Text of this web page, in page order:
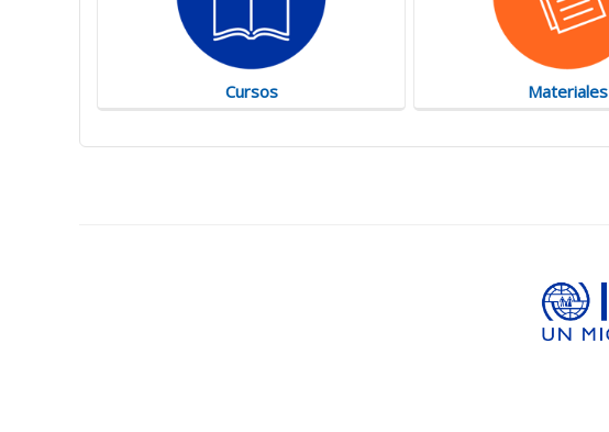
Cursos Materiales